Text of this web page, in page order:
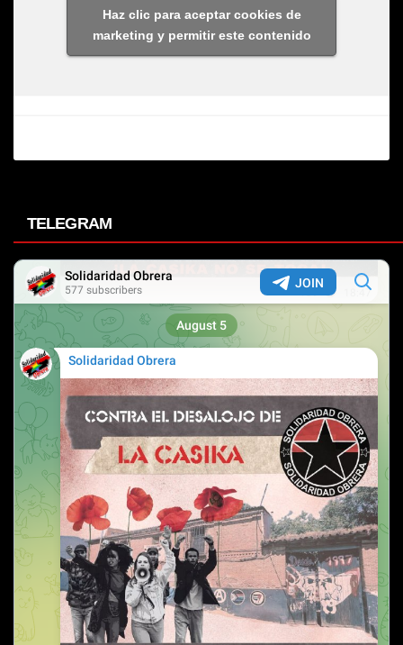
Haz clic para aceptar cookies de
marketing y permitir este contenido
TELEGRAM